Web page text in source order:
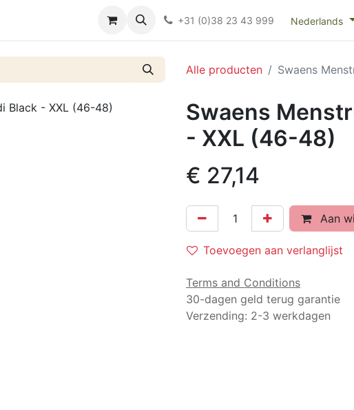
Kieswijzer nacht- en kraamverband
+31 (0)38 23 43 999 Nederlands
Alle producten Swaens
Swaens
- XXL (46-48)
€ 27,14
Aan
Toevoegen aan verlanglijst
Terms and Conditions
30-dagen geld terug garantie
Verzending: 2-3 werkdagen